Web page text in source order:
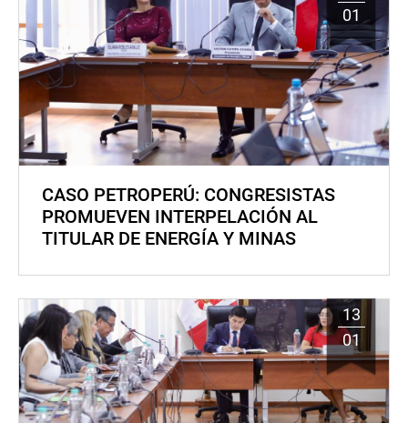
01
CASO PETROPERÚ: CONGRESISTAS
PROMUEVEN INTERPELACIÓN AL
TITULAR DE ENERGÍA Y MINAS
13
01